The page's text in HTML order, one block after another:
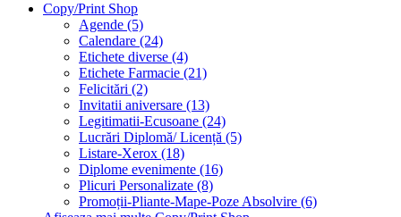
Copy/Print Shop
Agende (5)
Calendare (24)
Etichete diverse (4)
Etichete Farmacie (21)
Felicitări (2)
Invitatii aniversare (13)
Legitimatii-Ecusoane (24)
Lucrări Diplomă/ Licență (5)
Listare-Xerox (18)
Diplome evenimente (16)
Plicuri Personalizate (8)
Promoții-Pliante-Mape-Poze Absolvire (6)